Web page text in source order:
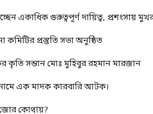
একাধিক গুরুত্বপূর্ণ দায়িত্ব, প্রশংসায়
কমিটির প্রস্তুতি সভা অনুষ্ঠিত
কৃতি সন্তান মোঃ মুহিবুর রহমান মারজান
এক মাদক কারবারি আটক।
জোর কোথায়?